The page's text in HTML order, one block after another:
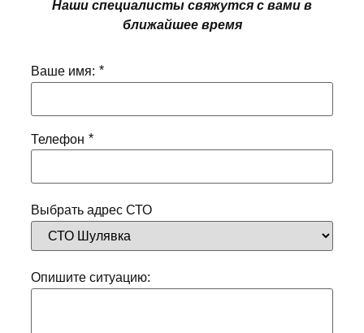
Наши специалисты свяжутся с вами в
ближайшее время
Ваше имя: *
Телефон *
Выбрать адрес СТО
Опишите ситуацию: